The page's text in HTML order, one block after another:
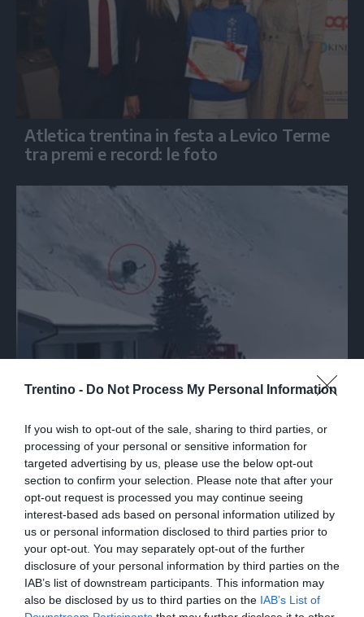
Trentino - Do Not Process My Personal Information
If you wish to opt-out of the sale, sharing to third parties, or
processing of your personal or sensitive information for
targeted advertising by us, please use the below opt-out
section to confirm your selection. Please note that after your
opt-out request is processed you may continue seeing
interest-based ads based on personal information utilized by
us or personal information disclosed to third parties prior to
your opt-out. You may separately opt-out of the further
disclosure of your personal information by third parties on the
IAB’s list of downstream participants. This information may
also be disclosed by us to third parties on the IAB’s List of
Atletica trentina in festa a Levico Terme
tra premi e record: le foto
Il tragico schianto di una telecabina
nell'area sciistica di Engelberg